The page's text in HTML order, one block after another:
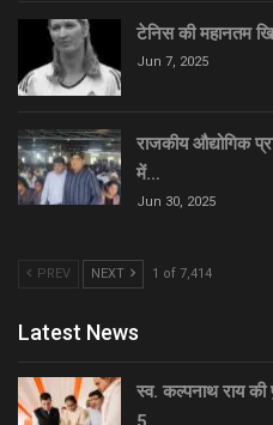
टेनिस की महानतम
Jun 7, 2025
राजकीय औद्योगिक
में…
Jun 30, 2025
PREV NEXT 1 of 7,414
Latest News
स्व. कल्पनाथ राय की